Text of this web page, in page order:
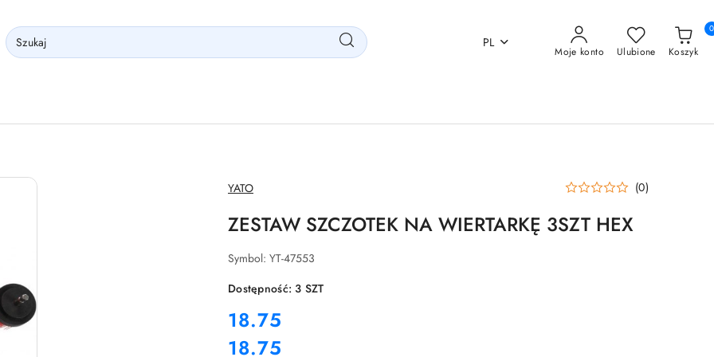
PL
Moje konto Ulubione Koszyk
0
NAZWA
PRODUCENTA:
YATO (0)
ZESTAW SZCZOTEK NA WIERTARKĘ 3SZT HEX
Symbol: YT-47553
Dostępność:3 SZT
cena:
18.75
Cena:
18.75